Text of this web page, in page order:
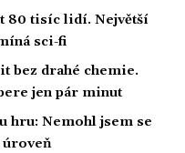
80 tisíc lidí. Největší
sci-fi
bez drahé chemie.
jen pár minut
hru: Nemohl jsem se
úroveň